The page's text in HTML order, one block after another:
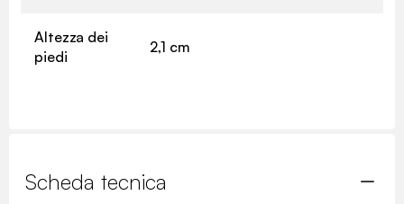
Altezza dei
piedi
2,1 cm
Scheda tecnica